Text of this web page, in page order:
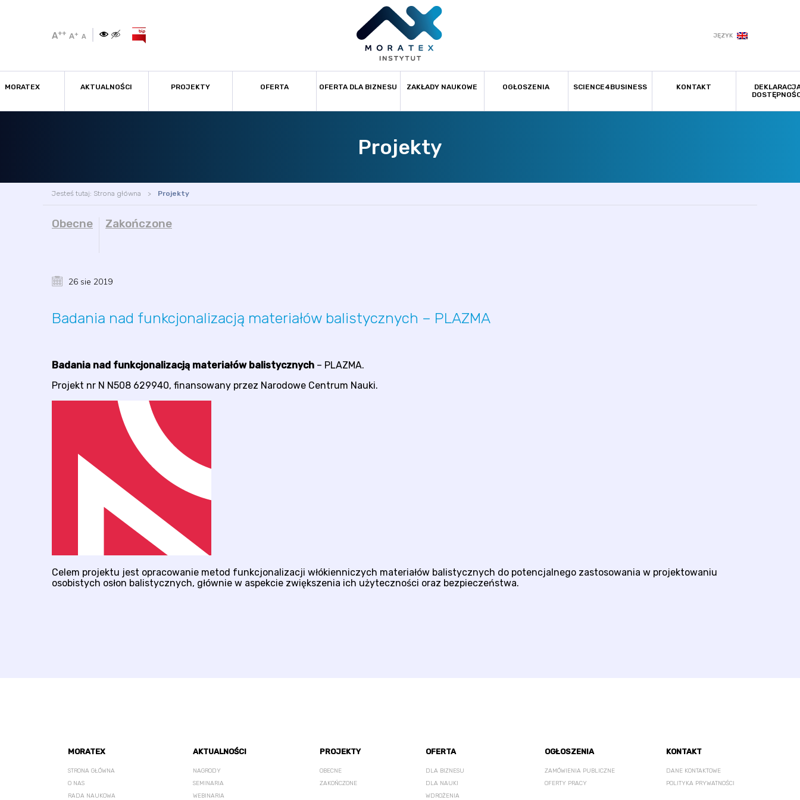
A++ A+ A JĘZYK
MORATEX AKTUALNOŚCI PROJEKTY OFERTA OFERTA DLA BIZNESU ZAKŁADY NAUKOWE OGŁOSZENIA SCIENCE4BUSINESS KONTAKT
Projekty
Jesteś tutaj: Strona główna Projekty
Obecne Zakończone
26 sie 2019
Badania nad funkcjonalizacją materiałów balistycznych – PLAZMA
Badania nad funkcjonalizacją materiałów balistycznych – PLAZMA.
Projekt nr N N508 629940, finansowany przez Narodowe Centrum Nauki.
Celem projektu jest opracowanie metod funkcjonalizacji włókienniczych materiałów balistycznych do potencjalnego zastosowania w projektowaniu
osobistych osłon balistycznych, głównie w aspekcie zwiększenia ich użyteczności oraz bezpieczeństwa.
MORATEX
STRONA GŁÓWNA
O NAS
RADA NAUKOWA
AKTUALNOŚCI
NAGRODY
SEMINARIA
WEBINARIA
PROJEKTY
OBECNE
ZAKOŃCZONE
OFERTA
DLA BIZNESU
DLA NAUKI
WDROŻENIA
OGŁOSZENIA
ZAMÓWIENIA PUBLICZNE
OFERTY PRACY
KONTAKT
DANE KONTAKTOWE
POLITYKA PRYWATNOŚCI